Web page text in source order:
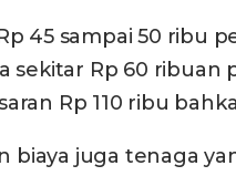
45 sampai 50 ribu
Rp 60 ribuan
Rp 110 ribu
juga tenaga